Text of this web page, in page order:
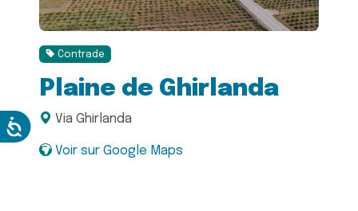
Contrade
Plaine de Ghirlanda
Via Ghirlanda
Voir sur Google Maps